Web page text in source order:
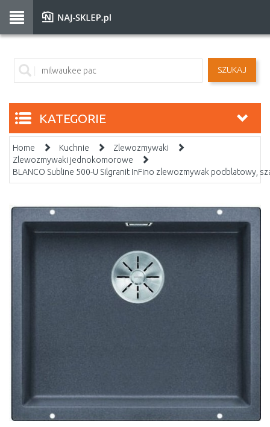
SZUKAJ
KATEGORIE
Home Kuchnie
Zlewozmywaki
Zlewozmywaki jednokomorowe
BLANCO Subline 500-U Silgranit InFino zlewozmywak podblatowy,